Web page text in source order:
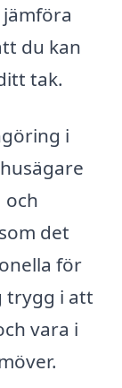
du kan
tak.
i
och
det
för
trygg i att
vara i